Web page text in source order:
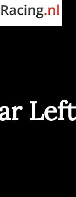
Left